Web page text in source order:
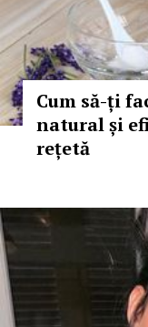
Cum să-ți
natural și
rețetă